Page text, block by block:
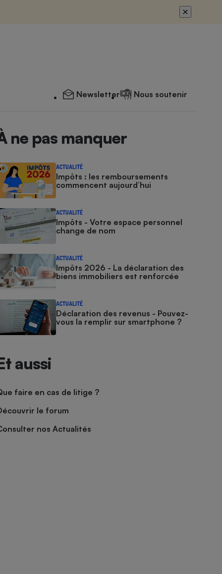
Newsletter Nous soutenir
ne pas manquer
ACTUALITÉ
Impôts : les remboursements
commencent aujourd’hui
ACTUALITÉ
Impôts - Votre espace personnel
change de nom
ACTUALITÉ
Impôts 2026 - La déclaration des
biens immobiliers est renforcée
ACTUALITÉ
Déclaration des revenus - Pouvez-
vous la remplir sur smartphone ?
aussi
faire en cas de litige ?
le forum
nos Actualités